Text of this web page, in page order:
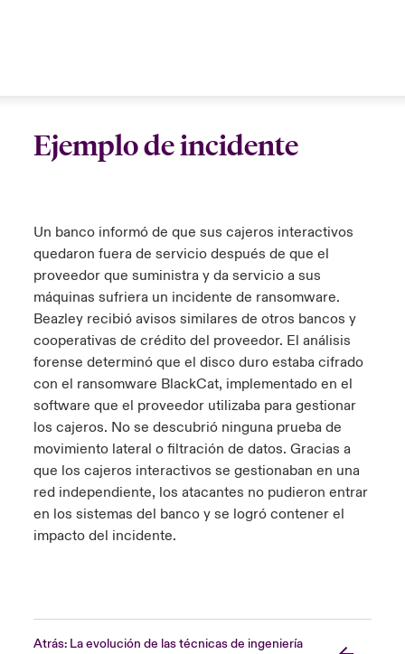
Ejemplo de incidente
Un banco informó de que sus cajeros interactivos
quedaron fuera de servicio después de que el
proveedor que suministra y da servicio a sus
máquinas sufriera un incidente de ransomware.
Beazley recibió avisos similares de otros bancos y
cooperativas de crédito del proveedor. El análisis
forense determinó que el disco duro estaba cifrado
con el ransomware BlackCat, implementado en el
software que el proveedor utilizaba para gestionar
los cajeros. No se descubrió ninguna prueba de
movimiento lateral o filtración de datos. Gracias a
que los cajeros interactivos se gestionaban en una
red independiente, los atacantes no pudieron entrar
en los sistemas del banco y se logró contener el
impacto del incidente.
Atrás: La evolución de las técnicas de ingeniería